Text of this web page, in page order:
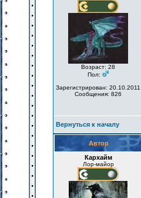
Возраст: 28
Пол:
Зарегистрирован: 20.10.2011
Сообщения: 826
Вернуться к началу
Автор
Кархайм
Лор-майор